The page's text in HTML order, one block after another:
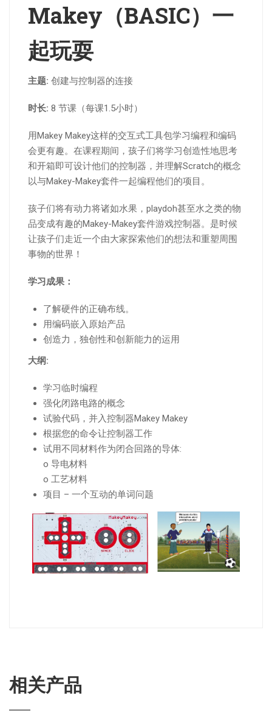
Makey（BASIC）一
起玩耍
主题: 创建与控制器的连接
时长: 8 节课（每课1.5小时）
用Makey Makey这样的交互式工具包学习编程和编码
会更有趣。在课程期间，孩子们将学习创造性地思考
和开箱即可设计他们的控制器，并理解Scratch的概念
以与Makey-Makey套件一起编程他们的项目。
孩子们将有动力将诸如水果，playdoh甚至水之类的物
品变成有趣的Makey-Makey套件游戏控制器。是时候
让孩子们走近一个由大家探索他们的想法和重塑周围
事物的世界！
学习成果：
了解硬件的正确布线。
用编码嵌入原始产品
创造力，独创性和创新能力的运用
大纲:
学习临时编程
强化闭路电路的概念
试验代码，并入控制器Makey Makey
根据您的命令让控制器工作
试用不同材料作为闭合回路的导体:
o 导电材料
o 工艺材料
项目 – 一个互动的单词问题
相关产品